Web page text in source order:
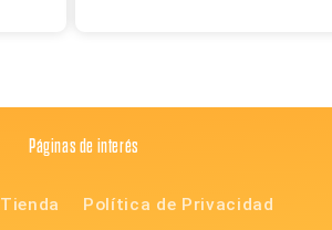
Páginas de interés
Tienda Política de Privacidad